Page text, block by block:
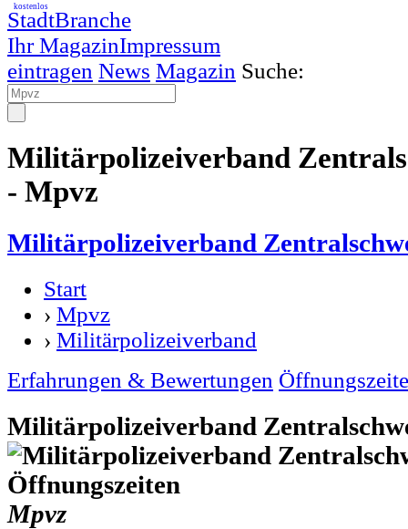
StadtBranche
Ihr MagazinImpressum
kostenlos
eintragen News Magazin Suche:
Militärpolizeiverband
- Mpvz
Militärpolizeiverband
Start
› Mpvz
› Militärpolizeiverband
Erfahrungen & Bewertungen
Militärpolizeiverband
Mpvz